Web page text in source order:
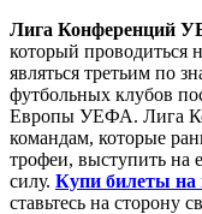
Лига Конференций
который проводиться
являться третьим по
футбольных клубов
Европы УЕФА. Лига
командам, которые
трофеи, выступить на
силу. Купи билеты
ставьтесь на сторону